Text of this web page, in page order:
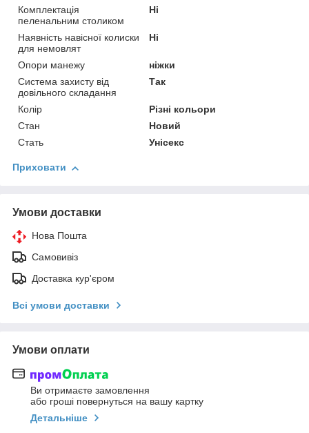
Комплектація
пеленальним столиком
Ні
Наявність навісної колиски
для немовлят
Ні
Опори манежу
ніжки
Система захисту від
довільного складання
Так
Колір
Різні кольори
Стан
Новий
Стать
Унісекс
Приховати
Умови доставки
Нова Пошта
Самовивіз
Доставка кур'єром
Всі умови доставки
Умови оплати
Ви отримаєте замовлення
або гроші повернуться на вашу картку
Детальніше